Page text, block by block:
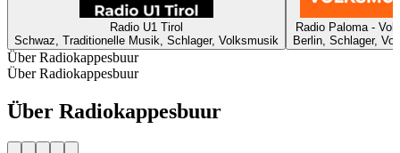
Radio U1 Tirol
Schwaz, Traditionelle Musik, Schlager, Volksmusik
Radio Paloma -
Berlin, Schlager,
Über Radiokappesbuur
Über Radiokappesbuur
Über Radiokappesbuur